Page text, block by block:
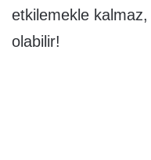
etkilemekle kalmaz,
olabilir!